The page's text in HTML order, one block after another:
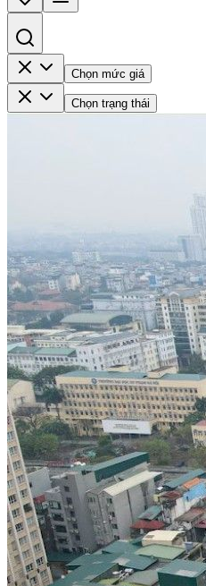
Chọn mức giá
Chọn trạng thái